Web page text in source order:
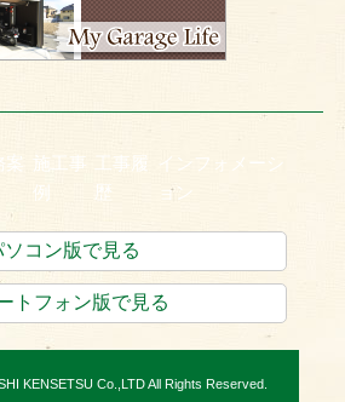
施工事
例
工事履
歴
インフォメーシ
ョン
ソコン版で見る
トフォン版で見る
KENSETSU Co.,LTD All Rights Reserved.